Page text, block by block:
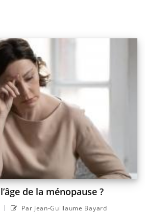
de la ménopause ?
| Par Jean-Guillaume Bayard